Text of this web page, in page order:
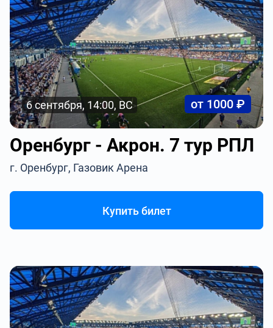
6 сентября, 14:00, ВС от 1000 ₽
Оренбург - Акрон. 7 тур РПЛ
г. Оренбург, Газовик Арена
Купить билет